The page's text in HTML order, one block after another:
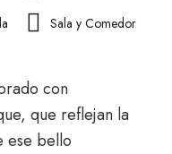
Sala y Comedor
con
que reflejan la
ese bello